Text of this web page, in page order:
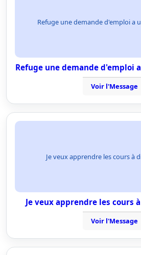
Refuge une demande d'emploi a
Refuge une demande d'emploi
Voir l'Message
Je veux apprendre les cours à
Je veux apprendre les cours
Voir l'Message